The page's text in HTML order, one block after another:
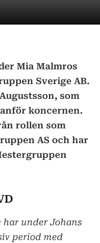
Mia Malmros
Sverige AB.
som
koncernen.
rollen som
AS och har
har under Johans
period med